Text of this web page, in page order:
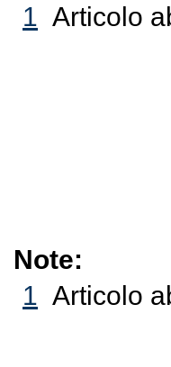
1 Articolo
Note:
1 Articolo